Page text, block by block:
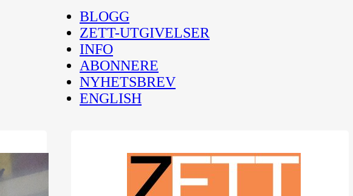
BLOGG
ZETT-UTGIVELSER
INFO
ABONNERE
NYHETSBREV
ENGLISH